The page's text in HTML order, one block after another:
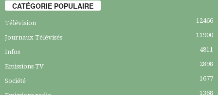
CATÉGORIE POPULAIRE
Télévision 12466
Journaux Télévisés 11900
Infos 4811
Emissions TV 2898
Société 1677
1368